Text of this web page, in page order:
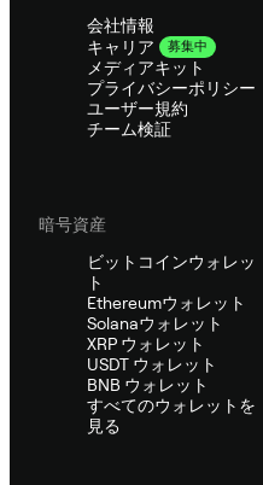
会社情報
キャリア
募集中
メディアキット
プライバシーポリシー
ユーザー規約
チーム検証
暗号資産
ビットコインウォレッ
ト
Ethereumウォレット
Solanaウォレット
XRP ウォレット
USDT ウォレット
BNB ウォレット
すべてのウォレットを
見る